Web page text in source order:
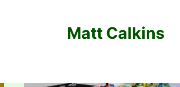
Matt Calkins